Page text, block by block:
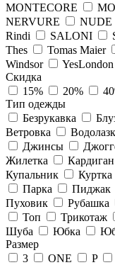
MONTECORE
NERVURE
NUDE
Rindi
SALONI
Thes
Tomas Maier
Windsor
YesLondon
Скидка
15%
20%
Тип одежды
Безрукавка
Ветровка
Джинсы
Жилетка
Кардиган
Купальник
Куртка
Парка
Пиджак
Пуховик
Рубашка
Топ
Трикотаж
Шуба
Юбка
Размер
3
ONE P